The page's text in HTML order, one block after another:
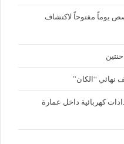
يوماً مفتوحاً لاكتشاف
نهائي “الكان”
حريق عدادات كهربائية داخل عمارة